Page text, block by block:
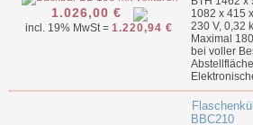
1.026,00 €
incl. 19% MwSt = 1.220,94 €
1082 x 415
230 V, 0,32
Maximal
bei voller
BBC210